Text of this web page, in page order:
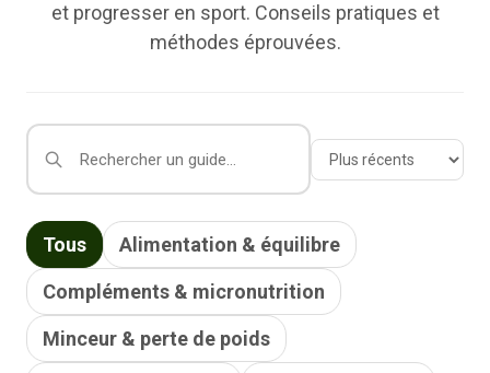
et progresser en sport. Conseils pratiques et
méthodes éprouvées.
Tous Alimentation & équilibre
Compléments & micronutrition
Minceur & perte de poids